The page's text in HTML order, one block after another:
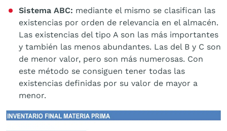
Sistema ABC: mediante el mismo se clasifican las
existencias por orden de relevancia en el almacén.
Las existencias del tipo A son las más importantes
y también las menos abundantes. Las del B y C son
de menor valor, pero son más numerosas. Con
este método se consiguen tener todas las
existencias definidas por su valor de mayor a
menor.